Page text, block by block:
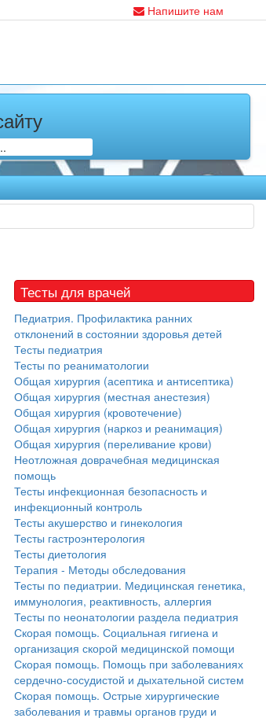
Напишите нам
Тесты для врачей
Педиатрия. Профилактика ранних
отклонений в состоянии здоровья детей
Тесты педиатрия
Тесты по реаниматологии
Общая хирургия (асептика и антисептика)
Общая хирургия (местная анестезия)
Общая хирургия (кровотечение)
Общая хирургия (наркоз и реанимация)
Общая хирургия (переливание крови)
Неотложная доврачебная медицинская
помощь
Тесты инфекционная безопасность и
инфекционный контроль
Тесты акушерство и гинекология
Тесты гастроэнтерология
Тесты диетология
Терапия - Методы обследования
Тесты по педиатрии. Медицинская генетика,
иммунология, реактивность, аллергия
Тесты по неонатологии раздела педиатрия
Скорая помощь. Социальная гигиена и
организация скорой медицинской помощи
Скорая помощь. Помощь при заболеваниях
сердечно-сосудистой и дыхательной систем
Скорая помощь. Острые хирургические
заболевания и травмы органов груди и